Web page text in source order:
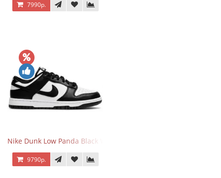
7990р.
Nike Dunk Low Panda Black White
9790р.